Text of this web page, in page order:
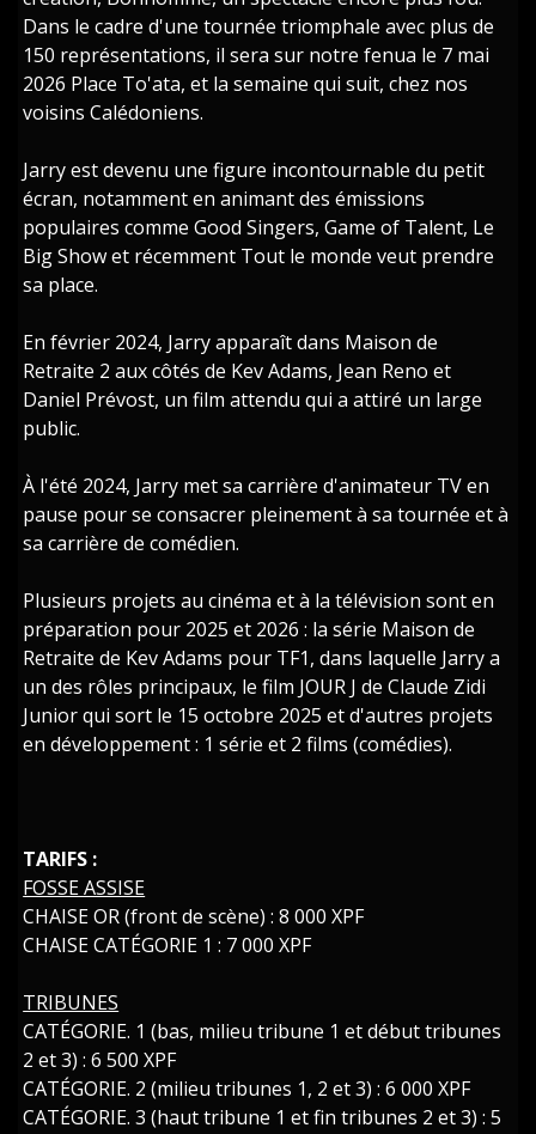
Dans le cadre d'une tournée triomphale avec plus de
150 représentations, il sera sur notre fenua le 7 mai
2026 Place To'ata, et la semaine qui suit, chez nos
voisins Calédoniens.
Jarry est devenu une figure incontournable du petit
écran, notamment en animant des émissions
populaires comme Good Singers, Game of Talent, Le
Big Show et récemment Tout le monde veut prendre
sa place.
En février 2024, Jarry apparaît dans Maison de
Retraite 2 aux côtés de Kev Adams, Jean Reno et
Daniel Prévost, un film attendu qui a attiré un large
public.
À l'été 2024, Jarry met sa carrière d'animateur TV en
pause pour se consacrer pleinement à sa tournée et à
sa carrière de comédien.
Plusieurs projets au cinéma et à la télévision sont en
préparation pour 2025 et 2026 : la série Maison de
Retraite de Kev Adams pour TF1, dans laquelle Jarry a
un des rôles principaux, le film JOUR J de Claude Zidi
Junior qui sort le 15 octobre 2025 et d'autres projets
en développement : 1 série et 2 films (comédies).
TARIFS :
FOSSE ASSISE
CHAISE OR (front de scène) : 8 000 XPF
CHAISE CATÉGORIE 1 : 7 000 XPF
TRIBUNES
CATÉGORIE. 1 (bas, milieu tribune 1 et début tribunes
2 et 3) : 6 500 XPF
CATÉGORIE. 2 (milieu tribunes 1, 2 et 3) : 6 000 XPF
CATÉGORIE. 3 (haut tribune 1 et fin tribunes 2 et 3) : 5